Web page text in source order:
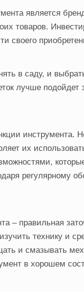
является
товаров.
своего
в саду, и
лучше подойдет
инструмента.
их
регулярному
– правильная
технику и
и смазывать
в хорошем